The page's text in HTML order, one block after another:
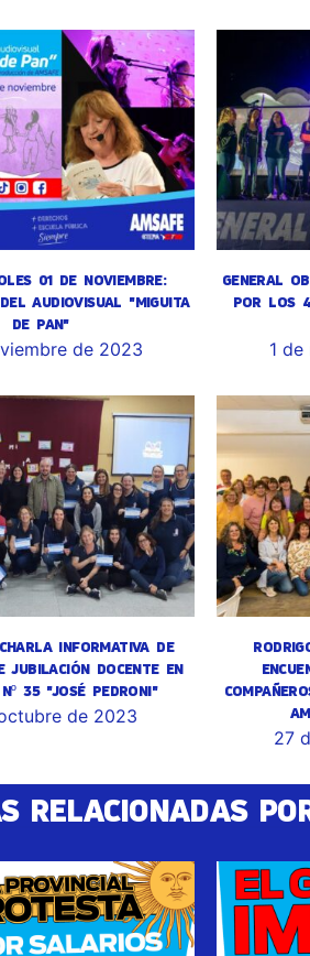
01 DE NOVIEMBRE:
AUDIOVISUAL "MIGUITA
DE PAN"
de 2023
GENERAL
POR LOS
1
INFORMATIVA DE
JUBILACIÓN DOCENTE EN
35 "JOSÉ PEDRONI"
de 2023
27
RELACIONADAS